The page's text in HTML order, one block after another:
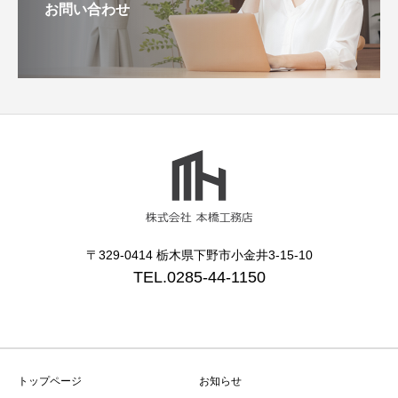
お問い合わせ
〒329-0414 栃木県下野市小金井3-15-10
TEL.0285-44-1150
トップページ お知らせ